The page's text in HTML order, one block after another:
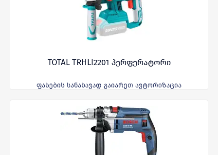
TOTAL TRHLI2201 პერფერატორი
ფასების სანახავად გაიარეთ ავტორიზაცია